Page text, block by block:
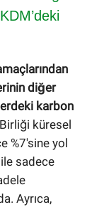
diğer
karbon
küresel
%7'sine yol
sadece
Ayrıca,